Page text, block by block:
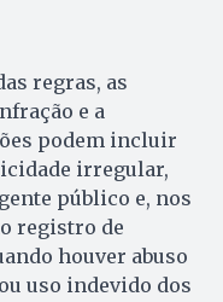
regras, as
e a
podem incluir
irregular,
público e, nos
registro de
houver abuso
uso indevido dos